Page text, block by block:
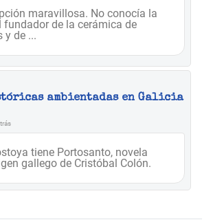
maravillosa. No conocía la
fundador de la cerámica de
y de ...
ambientadas en Galicia
tiene Portosanto, novela
gallego de Cristóbal Colón.